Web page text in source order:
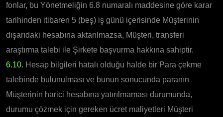
fonlar, bu Yönetmeliğin 6.8 numaralı maddesine göre karar
tarihinden itibaren 5 (beş) iş günü içerisinde Müşterinin
dışarıdaki hesabına aktarılmazsa, Müşteri, transferi
araştırma talebi ile Şirkete başvurma hakkına sahiptir.
6.10. Hesap bilgileri hatalı olduğu halde bir Para çekme
talebinde bulunulması ve bunun sonucunda paranın
Müşterinin harici hesabına yatırılmaması durumunda,
durumu çözmek için gereken ücret maliyetleri Müşteri